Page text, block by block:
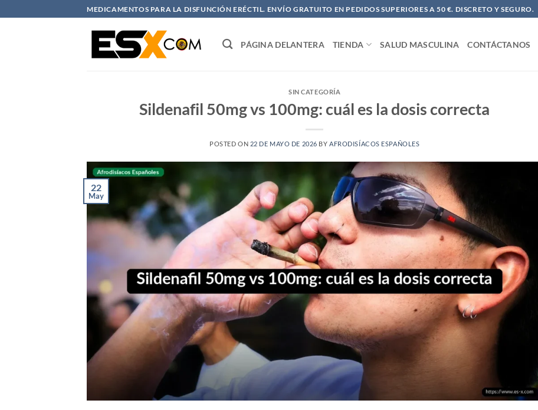
al
MEDICAMENTOS PARA LA DISFUNCIÓN ERÉCTIL. ENVÍO GRATUITO EN PEDIDOS SUPERIORES A 50 €. DISCRETO Y SEGURO.
PÁGINA DELANTERA TIENDA SALUD MASCULINA CONTÁCTANOS
SIN CATEGORÍA
Sildenafil 50mg vs 100mg: cuál es la dosis correcta
POSTED ON 22 DE MAYO DE 2026 BY AFRODISÍACOS ESPAÑOLES
22
May